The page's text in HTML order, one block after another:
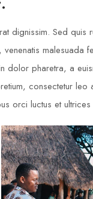
dignissim. Sed quis
malesuada
dolor pharetra, a
consectetur
orci luctus et